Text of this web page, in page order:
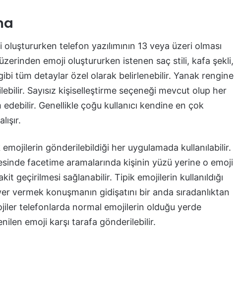
telefon yazılımının 13 veya üzeri olması
emoji oluştururken istenen saç stili, kafa şekli,
tüm detaylar özel olarak belirlenebilir. Yanak rengine
Sayısız kişiselleştirme seçeneği mevcut olup her
edebilir. Genellikle çoğu kullanıcı kendine en çok
gönderilebildiği her uygulamada kullanılabilir.
facetime aramalarında kişinin yüzü yerine o emoji
geçirilmesi sağlanabilir. Tipik emojilerin kullanıldığı
vermek konuşmanın gidişatını bir anda sıradanlıktan
telefonlarda normal emojilerin olduğu yerde
emoji karşı tarafa gönderilebilir.